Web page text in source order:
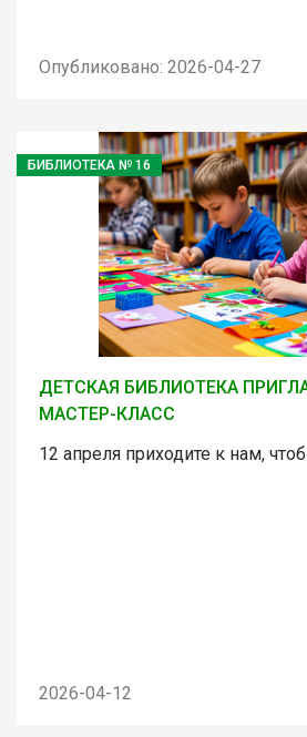
Опубликовано: 2026-04-27
БИБЛИОТЕКА № 16
ДЕТСКАЯ БИБЛИОТЕКА
МАСТЕР-КЛАСС
12 апреля приходите к нам,
2026-04-12